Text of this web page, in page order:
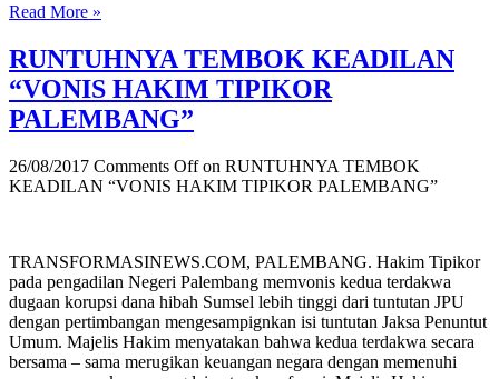
Read More »
RUNTUHNYA TEMBOK KEADILAN
“VONIS HAKIM TIPIKOR
PALEMBANG”
26/08/2017 Comments Offon RUNTUHNYA TEMBOK
KEADILAN “VONIS HAKIM TIPIKOR PALEMBANG”
TRANSFORMASINEWS.COM, PALEMBANG. Hakim Tipikor
pada pengadilan Negeri Palembang memvonis kedua terdakwa
dugaan korupsi dana hibah Sumsel lebih tinggi dari tuntutan JPU
dengan pertimbangan mengesampignkan isi tuntutan Jaksa Penuntut
Umum. Majelis Hakim menyatakan bahwa kedua terdakwa secara
bersama – sama merugikan keuangan negara dengan memenuhi